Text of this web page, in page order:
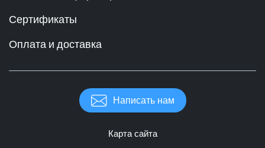
Сертификаты
Оплата и доставка
Написать нам
Карта сайта